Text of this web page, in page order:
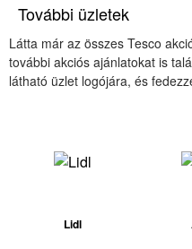
További üzletek
Látta már az összes Tesco
további akciós ajánlatokat is
látható üzlet logójára, és
Lidl